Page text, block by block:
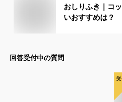
おしりふき｜コ
いおすすめは？
回答受付中の質問